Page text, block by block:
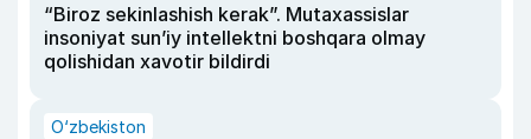
“Biroz sekinlashish kerak”. Mutaxassislar
insoniyat sun’iy intellektni boshqara olmay
qolishidan xavotir bildirdi
O‘zbekiston